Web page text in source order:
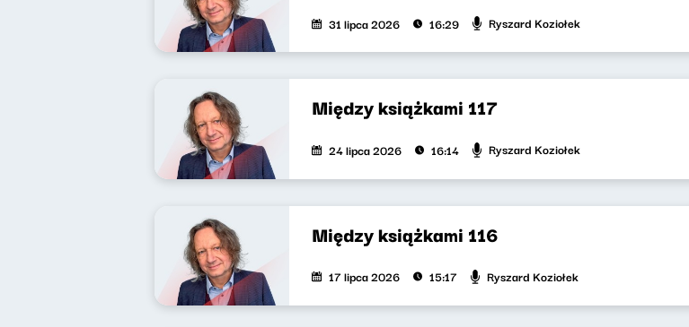
31 lipca 2026 16:29 Ryszard Koziołek
Między książkami 117
24 lipca 2026 16:14 Ryszard Koziołek
Między książkami 116
17 lipca 2026 15:17 Ryszard Koziołek